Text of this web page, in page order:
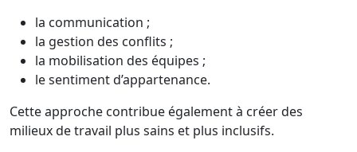
la communication ;
la gestion des conflits ;
la mobilisation des équipes ;
le sentiment d’appartenance.
Cette approche contribue également à créer des
milieux de travail plus sains et plus inclusifs.